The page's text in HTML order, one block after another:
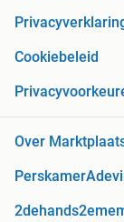
Cookiebeleid
Over
Perskamer
2dehands